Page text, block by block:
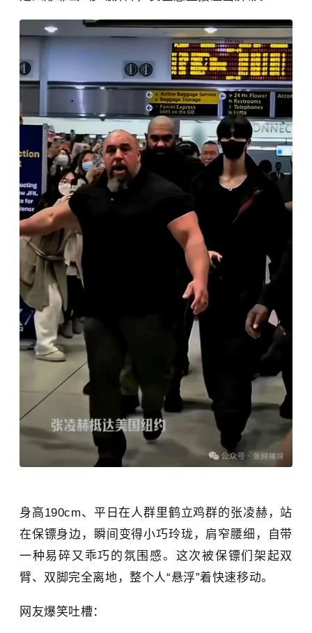
身高190cm、平日在人群里鹤立鸡群的张凌赫，站
在保镖身边，瞬间变得小巧玲珑，肩窄腰细，自带
一种易碎又乖巧的氛围感。这次被保镖们架起双
臂、双脚完全离地，整个人“悬浮”着快速移动。
网友爆笑吐槽：